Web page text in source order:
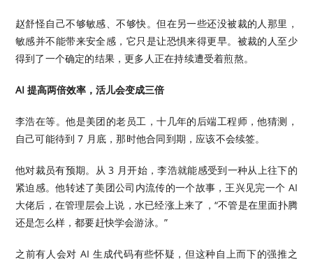
赵舒怪自己不够敏感、不够快。但在另一些还没被裁的人那里，
敏感并不能带来安全感，它只是让恐惧来得更早。被裁的人至少
得到了一个确定的结果，更多人正在持续遭受着煎熬。
AI 提高两倍效率，活儿会变成三倍
李浩在等。他是美团的老员工，十几年的后端工程师，他猜测，
自己可能待到 7 月底，那时他合同到期，应该不会续签。
他对裁员有预期。从 3 月开始，李浩就能感受到一种从上往下的
紧迫感。他转述了美团公司内流传的一个故事，王兴见完一个 AI
大佬后，在管理层会上说，水已经涨上来了，“不管是在里面扑腾
还是怎么样，都要赶快学会游泳。”
之前有人会对 AI 生成代码有些怀疑，但这种自上而下的强推之